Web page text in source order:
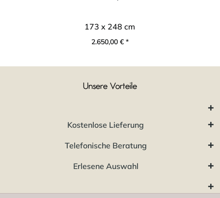
173 x 248 cm
2.650,00 € *
Unsere Vorteile
Kostenlose Lieferung
Telefonische Beratung
Erlesene Auswahl